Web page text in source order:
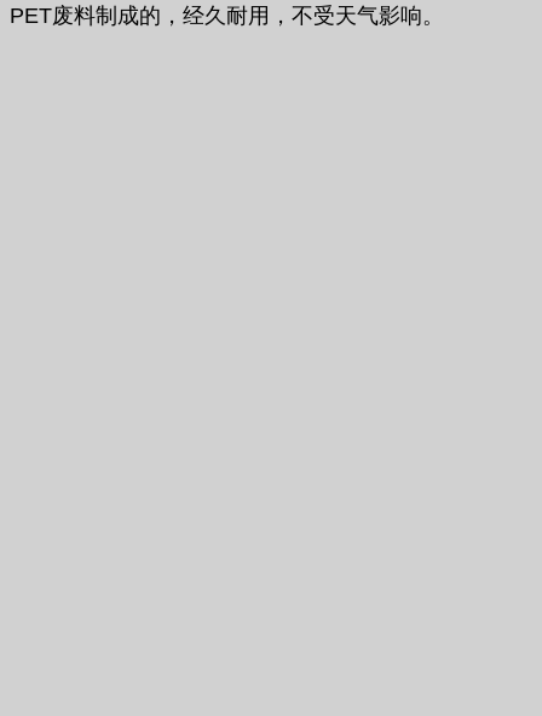
PET废料制成的，经久耐用，不受天气影响。